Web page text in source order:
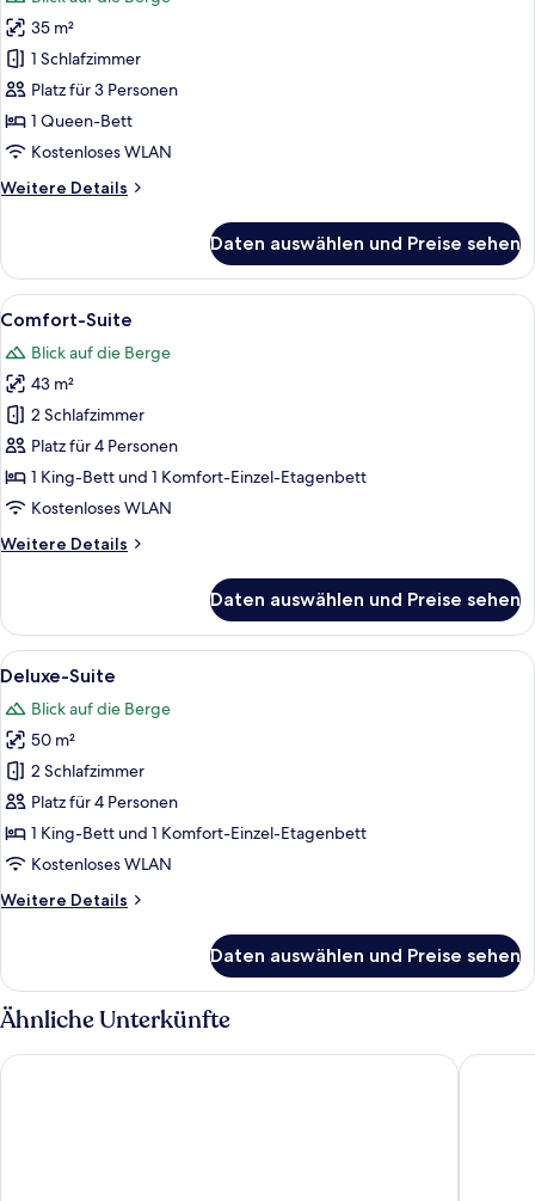
Deluxe-
Doppelzimmer
anzeigen
35 m²
1 Schlafzimmer
Platz für 3 Personen
1 Queen-Bett
Kostenloses WLAN
Weitere Details
Weitere
Doppelzimmer
Daten auswählen und Preise sehen
Alle
Fotos
für
Comfort-
Suite
anzeigen
Ein modernes Schlafzimmer mit
5
Comfort-Suite
Blick auf die Berge
43 m²
2 Schlafzimmer
Platz für 4 Personen
1 King-Bett und 1 Komfort-Einzel-Etagenbett
Kostenloses WLAN
Weitere Details
Weitere
Suite
Daten auswählen und Preise sehen
Alle
Fotos
für
Deluxe-
Suite
anzeigen
Ein modernes Hotelzimmer mit
6
Deluxe-Suite
Blick auf die Berge
50 m²
2 Schlafzimmer
Platz für 4 Personen
1 King-Bett und 1 Komfort-Einzel-Etagenbett
Kostenloses WLAN
Weitere Details
Weitere
Suite
Daten auswählen und Preise sehen
Ähnliche Unterkünfte
Der Böglerhof - Pure Nature Spa Resort